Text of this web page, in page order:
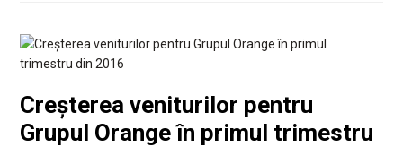
Creșterea veniturilor pentru
Grupul Orange în primul trimestru